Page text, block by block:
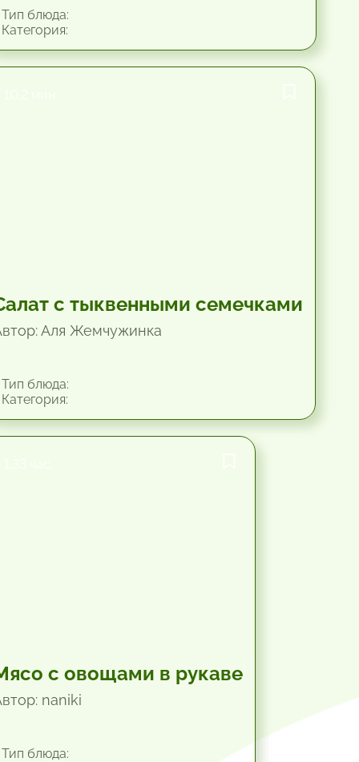
блюда:
с тыквенными семечками
Аля Жемчужинка
блюда:
с овощами в рукаве
naniki
блюда: